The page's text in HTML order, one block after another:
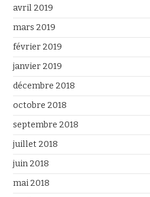
avril 2019
mars 2019
février 2019
janvier 2019
décembre 2018
octobre 2018
septembre 2018
juillet 2018
juin 2018
mai 2018